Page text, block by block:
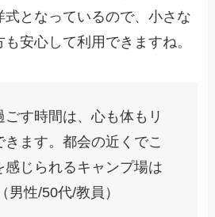
式となっているので、小さな
安心して利用できますね。
ごす時間は、心も体もリ
きます。都会の近くでこ
感じられるキャンプ場は
男性/50代/教員）